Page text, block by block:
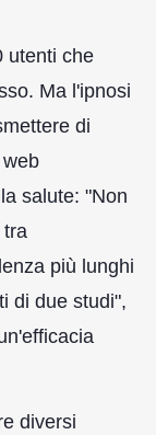
utenti che
Ma l'ipnosi
di
salute: "Non
tra
più lunghi
di due studi",
diversi